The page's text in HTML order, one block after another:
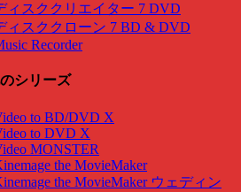
ィスククリエイター 7 DVD
ィスククローン 7 BD & DVD
Recorder
シリーズ
to BD/DVD X
to DVD X
MONSTER
the MovieMaker
the MovieMaker ウェディン